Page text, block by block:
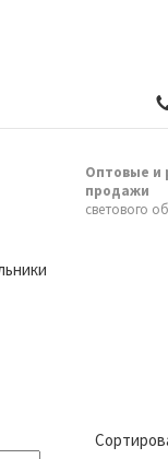
Оптовые и
продажи
светового